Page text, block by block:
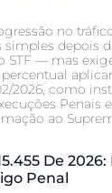
no
simples depois
STF — mas
2026, como
Penais
ao
De
Penal